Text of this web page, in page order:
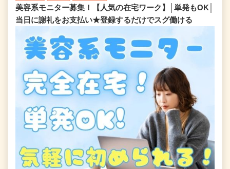
美容系モニター募集！【人気の在宅ワーク】│単発もOK│
当日に謝礼をお支払い★登録するだけでスグ働ける